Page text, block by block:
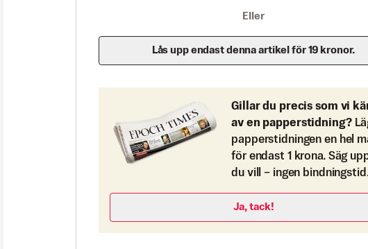
Eller
Lås upp endast denna artikel för 19 kronor.
Gillar du precis som vi
av en papperstidning?
papperstidningen en hel
för endast 1 krona. Säg
du vill – ingen
Ja, tack!